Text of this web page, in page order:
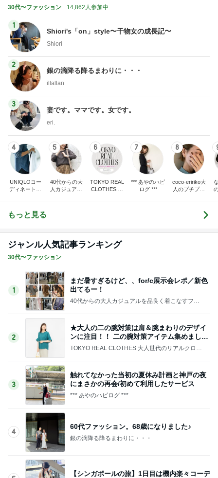
30代〜ファッション 14,862人参加中
1
Shiori's「on」style〜干物女の成長記〜
Shiori
2
銀の滴降る降るまわりに・・・
illallan
3
妻です。ママです。女です。
eri.
4
UNIQLOコー
ディネート日
5
40代からの大
人カジュアル
6
TOKYO REAL
CLOTHES 大
7
*** あやのハピ
ログ ***
8
coco-eririko大
人のプチプラ
もっと見る
ジャンル人気記事ランキング
30代〜ファッション
1
まだ暑すぎるけど、、for/c展示会レポ／新色
出てるー！
40代からの大人カジュアルを品良く着こなすファ
2
★大人の二の腕対策は肩＆腕まわりのデザイ
ンに注目！！ 二の腕対策アイテム集めました
♪
TOKYO REAL CLOTHES 大人世代のリアルクロー
3
触れてなかった当初の夏休み計画と神戸の夜
にまさかの再会/初めて利用したサービス
*** あやのハピログ ***
4
60代ファッション。68歳になりました♪
銀の滴降る降るまわりに・・・
【シンガポールの旅】1日目は機内楽々コーデ